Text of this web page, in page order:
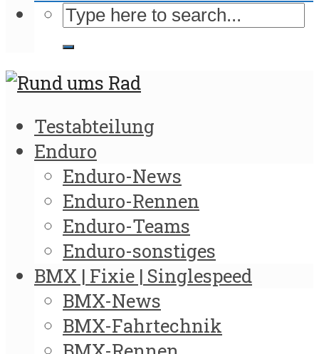
Testabteilung
Enduro
Enduro-News
Enduro-Rennen
Enduro-Teams
Enduro-sonstiges
BMX | Fixie | Singlespeed
BMX-News
BMX-Fahrtechnik